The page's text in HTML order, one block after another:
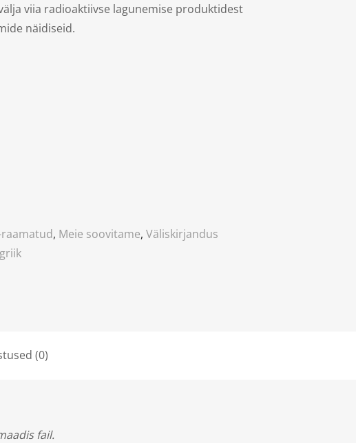
viia radioaktiivse lagunemise produktidest
näidiseid.
raamatud, Meie soovitame, Väliskirjandus
(0)
fail.